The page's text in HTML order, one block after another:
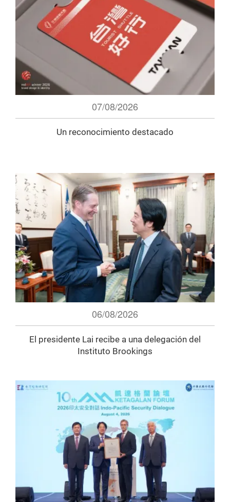
07/08/2026
Un reconocimiento destacado
06/08/2026
El presidente Lai recibe a una delegación del
Instituto Brookings